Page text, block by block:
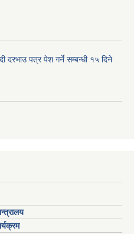
दरभाउ पत्र पेश गर्ने सम्बन्धी १५ दिने